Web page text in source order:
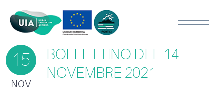
15
NOV
BOLLETTINO DEL 14
NOVEMBRE 2021